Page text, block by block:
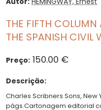
THE FIFTH COLUMN
THE SPANISH CIVIL
Preço: 150.00 €
Descrição:
Charles Scribners Sons, New
págs.Cartonagem editorial